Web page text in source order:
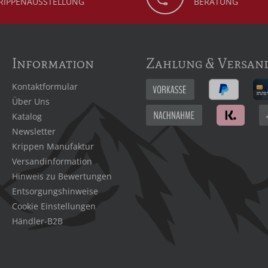
Information
Kontaktformular
Über Uns
Katalog
Newsletter
Krippen Manufaktur
Versandinformation
Hinweis zu Bewertungen
Entsorgungshinweise
Cookie Einstellungen
Händler-B2B
Zahlung &